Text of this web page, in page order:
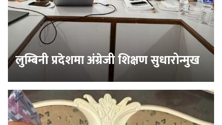
लुम्बिनी प्रदेशमा अंग्रेजी शिक्षण सुधारोन्मुख